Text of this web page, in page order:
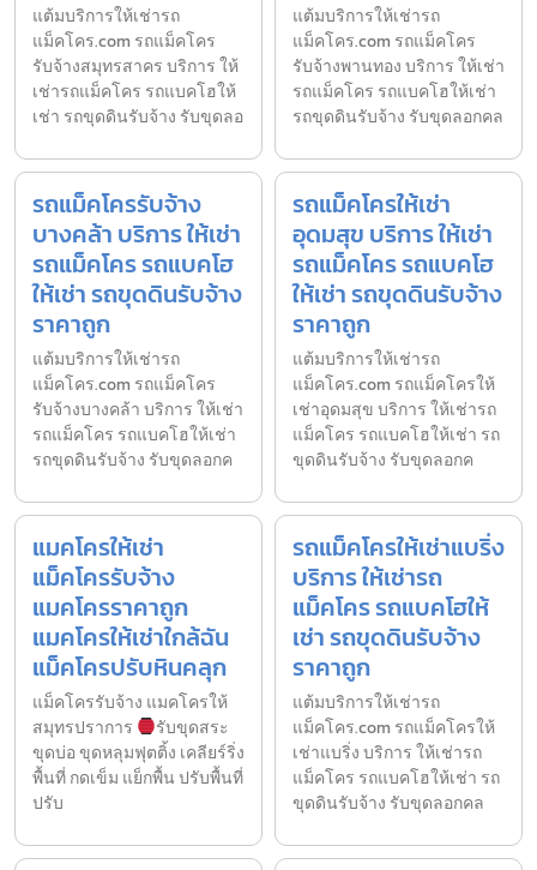
แต้มบริการให้เช่ารถ
แม็คโคร.com รถแม็คโคร
รับจ้างสมุทรสาคร บริการ ให้
เช่ารถแม็คโคร รถแบคโฮให้
เช่า รถขุดดินรับจ้าง รับขุดลอ
แต้มบริการให้เช่ารถ
แม็คโคร.com รถแม็คโคร
รับจ้างพานทอง บริการ ให้เช่า
รถแม็คโคร รถแบคโฮให้เช่า
รถขุดดินรับจ้าง รับขุดลอกคล
รถแม็คโครรับจ้าง
บางคล้า บริการ ให้เช่า
รถแม็คโคร รถแบคโฮ
ให้เช่า รถขุดดินรับจ้าง
ราคาถูก
แต้มบริการให้เช่ารถ
แม็คโคร.com รถแม็คโคร
รับจ้างบางคล้า บริการ ให้เช่า
รถแม็คโคร รถแบคโฮให้เช่า
รถขุดดินรับจ้าง รับขุดลอกค
รถแม็คโครให้เช่า
อุดมสุข บริการ ให้เช่า
รถแม็คโคร รถแบคโฮ
ให้เช่า รถขุดดินรับจ้าง
ราคาถูก
แต้มบริการให้เช่ารถ
แม็คโคร.com รถแม็คโครให้
เช่าอุดมสุข บริการ ให้เช่ารถ
แม็คโคร รถแบคโฮให้เช่า รถ
ขุดดินรับจ้าง รับขุดลอกค
แมคโครให้เช่า
แม็คโครรับจ้าง
แมคโครราคาถูก
แมคโครให้เช่าใกล้ฉัน
แม็คโครปรับหินคลุก
แม็คโครรับจ้าง แมคโครให้
สมุทรปราการ
รับขุดสระ
ขุดบ่อ ขุดหลุมฟุตติ้ง เคลียร์ริ่ง
พื้นที่ กดเข็ม แย็กพื้น ปรับพื้นที่
ปรับ
รถแม็คโครให้เช่าแบริ่ง
บริการ ให้เช่ารถ
แม็คโคร รถแบคโฮให้
เช่า รถขุดดินรับจ้าง
ราคาถูก
แต้มบริการให้เช่ารถ
แม็คโคร.com รถแม็คโครให้
เช่าแบริ่ง บริการ ให้เช่ารถ
แม็คโคร รถแบคโฮให้เช่า รถ
ขุดดินรับจ้าง รับขุดลอกคล